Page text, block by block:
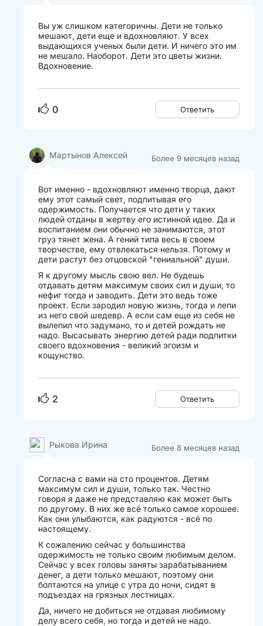
Вы уж слишком категоричны. Дети не только
мешают, дети еще и вдохновляют. У всех
выдающихся ученых были дети. И ничего это им
не мешало. Наоборот. Дети это цветы жизни.
Вдохновение.
0 Ответить
Более 9 месяцев назад
Мартынов Алексей
Вот именно - вдохновляют именно творца, дают
ему этот самый свет, подпитывая его
одержимость. Получается что дети у таких
людей отданы в жертву его истинной идее. Да и
воспитанием они обычно не занимаются, этот
груз тянет жена. А гений типа весь в своем
творчестве, ему отвлекаться нельзя. Потому и
дети растут без отцовской "гениальной" души.
Я к другому мысль свою вел. Не будешь
отдавать детям максимум своих сил и души, то
нефиг тогда и заводить. Дети это ведь тоже
проект. Если зародил новую жизнь, тогда и лепи
из него свой шедевр. А если сам еще из себя не
вылепил что задумано, то и детей рождать не
надо. Высасывать энергию детей ради подпитки
своего вдохновения - великий эгоизм и
кощунство.
2 Ответить
Более 8 месяцев назад
Рыкова Ирина
Согласна с вами на сто процентов. Детям
максимум сил и души, только так. Честно
говоря я даже не представляю как может быть
по другому. В них же всё только самое хорошее.
Как они улыбаются, как радуются - всё по
настоящему.
К сожалению сейчас у большинства
одержимость не только своим любимым делом.
Сейчас у всех головы заняты зарабатыванием
денег, а дети только мешают, поэтому они
болтаются на улице с утра до ночи, сидят в
подъездах на грязных лестницах.
Да, ничего не добиться не отдавая любимому
делу всего себя, но тогда и детей не надо.